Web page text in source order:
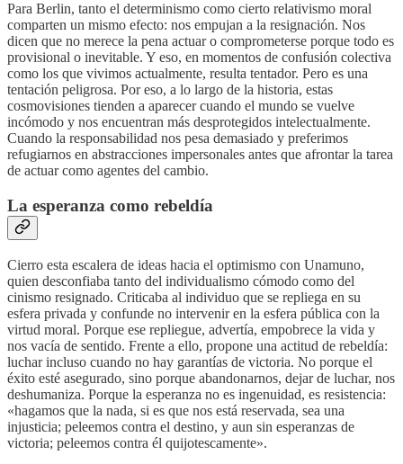
Para Berlin, tanto el determinismo como cierto relativismo moral
comparten un mismo efecto: nos empujan a la resignación. Nos
dicen que no merece la pena actuar o comprometerse porque todo es
provisional o inevitable. Y eso, en momentos de confusión colectiva
como los que vivimos actualmente, resulta tentador. Pero es una
tentación peligrosa. Por eso, a lo largo de la historia, estas
cosmovisiones tienden a aparecer cuando el mundo se vuelve
incómodo y nos encuentran más desprotegidos intelectualmente.
Cuando la responsabilidad nos pesa demasiado y preferimos
refugiarnos en abstracciones impersonales antes que afrontar la tarea
de actuar como agentes del cambio.
La esperanza como rebeldía
Cierro esta escalera de ideas hacia el optimismo con Unamuno,
quien desconfiaba tanto del individualismo cómodo como del
cinismo resignado. Criticaba al individuo que se repliega en su
esfera privada y confunde no intervenir en la esfera pública con la
virtud moral. Porque ese repliegue, advertía, empobrece la vida y
nos vacía de sentido. Frente a ello, propone una actitud de rebeldía:
luchar incluso cuando no hay garantías de victoria. No porque el
éxito esté asegurado, sino porque abandonarnos, dejar de luchar, nos
deshumaniza. Porque la esperanza no es ingenuidad, es resistencia:
«hagamos que la nada, si es que nos está reservada, sea una
injusticia; peleemos contra el destino, y aun sin esperanzas de
victoria; peleemos contra él quijotescamente».